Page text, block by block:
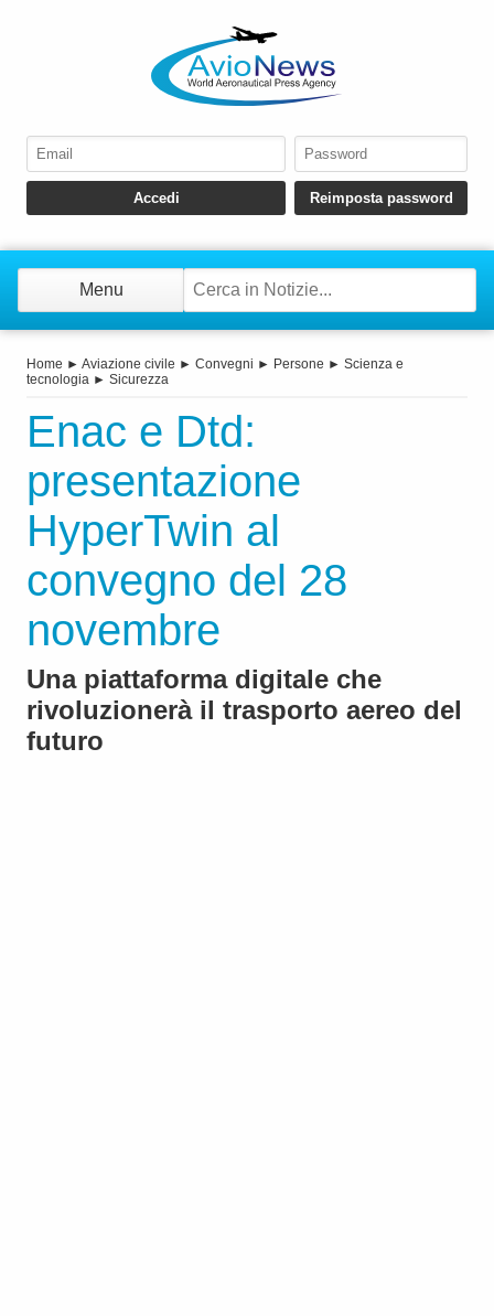
Menu
Home ► Aviazione civile ► Convegni ► Persone ► Scienza e
tecnologia ► Sicurezza
Enac e Dtd:
presentazione
HyperTwin al
convegno del 28
novembre
Una piattaforma digitale che
rivoluzionerà il trasporto aereo del
futuro